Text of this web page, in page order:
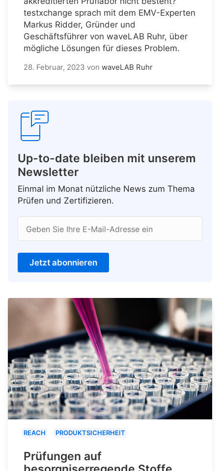
testxchange sprach mit dem EMV-Experten
Markus Ridder, Gründer und
Geschäftsführer von waveLAB Ruhr, über
mögliche Lösungen für dieses Problem.
28. Februar, 2023 von waveLAB Ruhr
Up-to-date bleiben mit unserem
Newsletter
Einmal im Monat nützliche News zum Thema
Prüfen und Zertifizieren.
Geben Sie Ihre E-Mail-Adresse ein
Jetzt abonnieren
REACH PRODUKTSICHERHEIT
Prüfungen auf